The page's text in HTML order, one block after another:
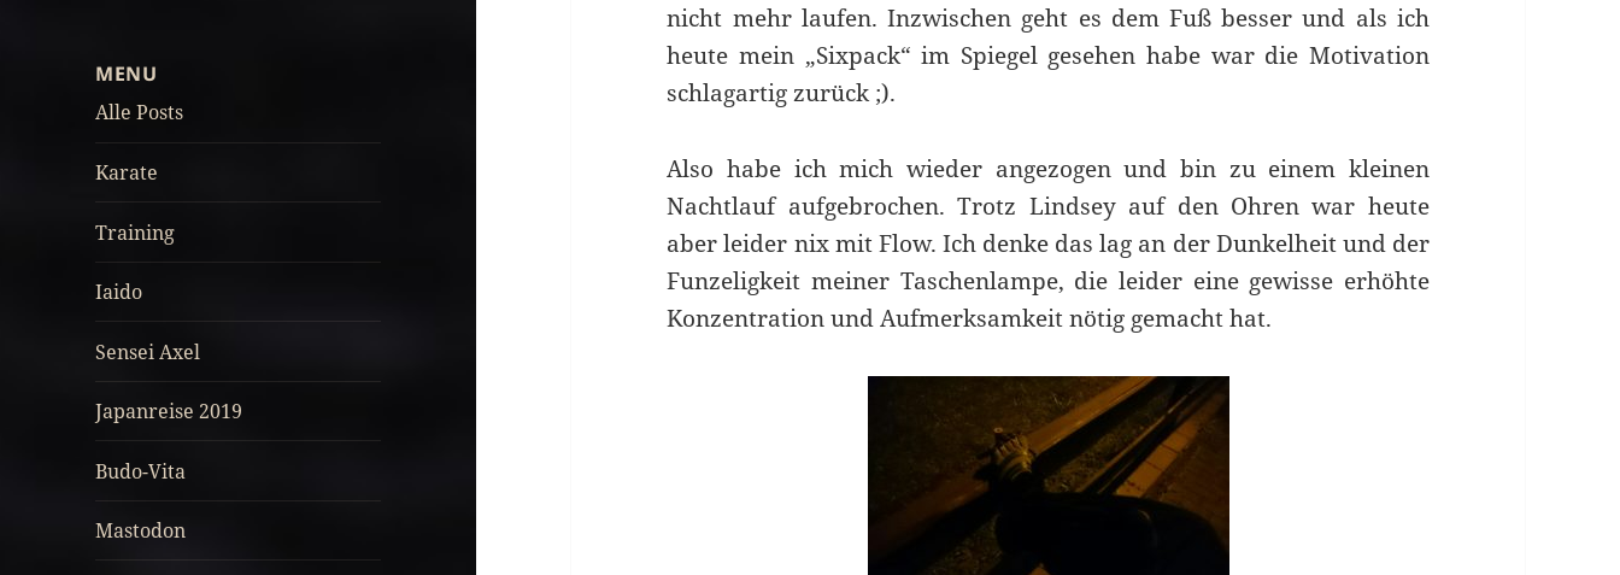
MENU
Alle Posts
Karate
Training
Iaido
Sensei Axel
Japanreise 2019
Budo-Vita
Mastodon
nicht mehr laufen. Inzwischen geht es dem Fuß besser und als ich
heute mein „Sixpack“ im Spiegel gesehen habe war die Motivation
schlagartig zurück ;).
Also habe ich mich wieder angezogen und bin zu einem kleinen
Nachtlauf aufgebrochen. Trotz Lindsey auf den Ohren war heute
aber leider nix mit Flow. Ich denke das lag an der Dunkelheit und der
Funzeligkeit meiner Taschenlampe, die leider eine gewisse erhöhte
Konzentration und Aufmerksamkeit nötig gemacht hat.